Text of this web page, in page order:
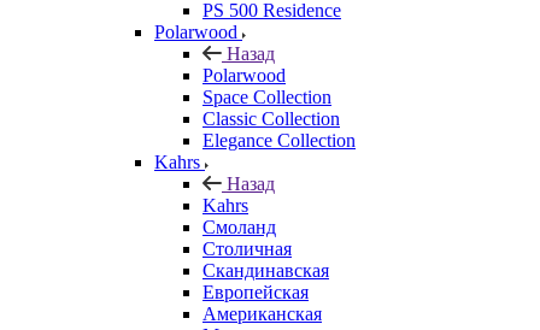
PS 500 Residence
Polarwood
Назад
Polarwood
Space Collection
Classic Collection
Elegance Collection
Kahrs
Назад
Kahrs
Смоланд
Столичная
Скандинавская
Европейская
Американская